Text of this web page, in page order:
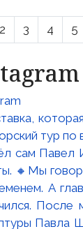
2 3 4 5